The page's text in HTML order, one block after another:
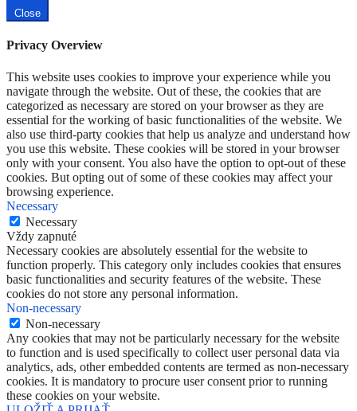
Close
Privacy Overview
This website uses cookies to improve your experience while you
navigate through the website. Out of these, the cookies that are
categorized as necessary are stored on your browser as they are
essential for the working of basic functionalities of the website. We
also use third-party cookies that help us analyze and understand how
you use this website. These cookies will be stored in your browser
only with your consent. You also have the option to opt-out of these
cookies. But opting out of some of these cookies may affect your
browsing experience.
Necessary
Necessary
Vždy zapnuté
Necessary cookies are absolutely essential for the website to
function properly. This category only includes cookies that ensures
basic functionalities and security features of the website. These
cookies do not store any personal information.
Non-necessary
Non-necessary
Any cookies that may not be particularly necessary for the website
to function and is used specifically to collect user personal data via
analytics, ads, other embedded contents are termed as non-necessary
cookies. It is mandatory to procure user consent prior to running
these cookies on your website.